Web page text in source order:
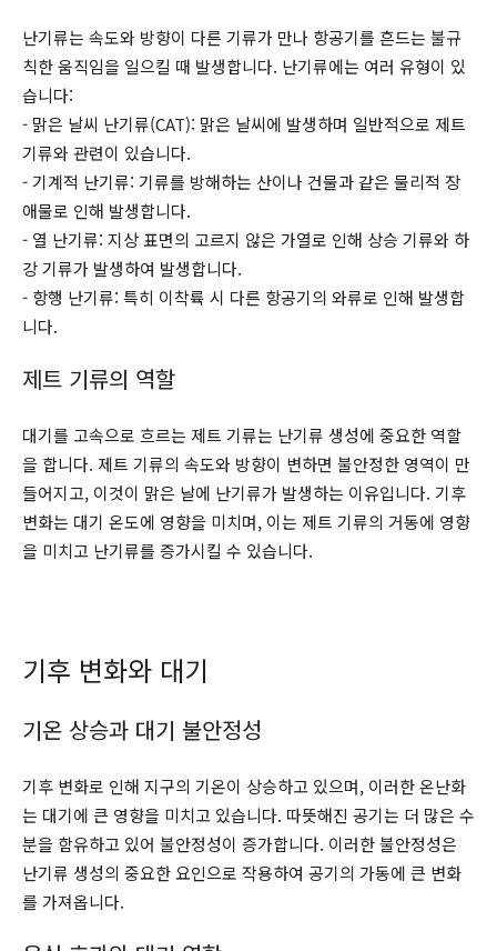
난기류는 속도와 방향이 다른 기류가 만나 항공기를 흔드는 불규
칙한 움직임을 일으킬 때 발생합니다. 난기류에는 여러 유형이 있
습니다:
- 맑은 날씨 난기류(CAT): 맑은 날씨에 발생하며 일반적으로 제트
기류와 관련이 있습니다.
- 기계적 난기류: 기류를 방해하는 산이나 건물과 같은 물리적 장
애물로 인해 발생합니다.
- 열 난기류: 지상 표면의 고르지 않은 가열로 인해 상승 기류와 하
강 기류가 발생하여 발생합니다.
- 항행 난기류: 특히 이착륙 시 다른 항공기의 와류로 인해 발생합
니다.
제트 기류의 역할
대기를 고속으로 흐르는 제트 기류는 난기류 생성에 중요한 역할
을 합니다. 제트 기류의 속도와 방향이 변하면 불안정한 영역이 만
들어지고, 이것이 맑은 날에 난기류가 발생하는 이유입니다. 기후
변화는 대기 온도에 영향을 미치며, 이는 제트 기류의 거동에 영향
을 미치고 난기류를 증가시킬 수 있습니다.
기후 변화와 대기
기온 상승과 대기 불안정성
기후 변화로 인해 지구의 기온이 상승하고 있으며, 이러한 온난화
는 대기에 큰 영향을 미치고 있습니다. 따뜻해진 공기는 더 많은 수
분을 함유하고 있어 불안정성이 증가합니다. 이러한 불안정성은
난기류 생성의 중요한 요인으로 작용하여 공기의 가동에 큰 변화
를 가져옵니다.